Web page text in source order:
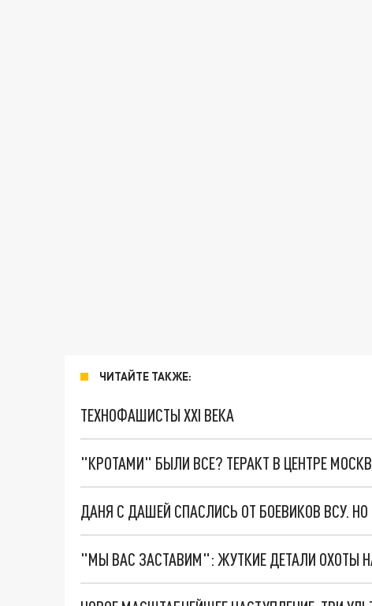
ЧИТАЙТЕ ТАКЖЕ:
ТЕХНОФАШИСТЫ XXI ВЕКА
"КРОТАМИ" БЫЛИ ВСЕ? ТЕРАКТ В ЦЕНТРЕ
ДАНЯ С ДАШЕЙ СПАСЛИСЬ ОТ БОЕВИКОВ ВСУ.